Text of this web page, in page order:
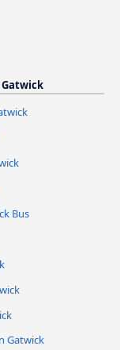
Bus
Gatwick